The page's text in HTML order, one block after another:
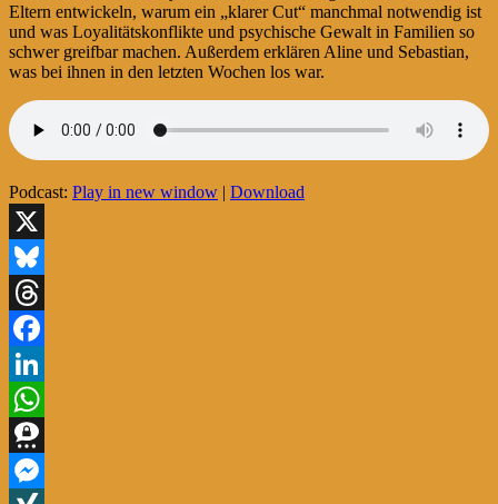
Eltern entwickeln, warum ein „klarer Cut“ manchmal notwendig ist
und was Loyalitätskonflikte und psychische Gewalt in Familien so
schwer greifbar machen. Außerdem erklären Aline und Sebastian,
was bei ihnen in den letzten Wochen los war.
Podcast: Play in new window | Download
X
Bluesky
Threads
Facebook
LinkedIn
WhatsApp
Threema